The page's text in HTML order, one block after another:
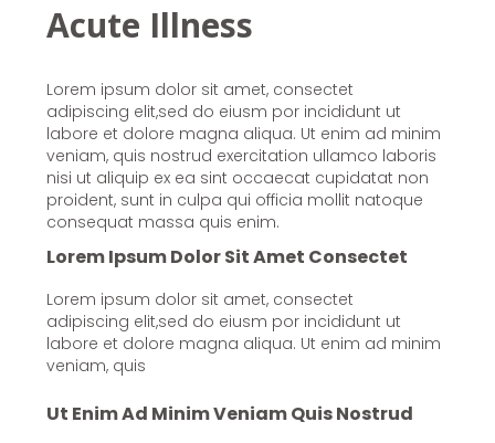
Acute Illness
Lorem ipsum dolor sit amet, consectet
adipiscing elit,sed do eiusm por incididunt ut
labore et dolore magna aliqua. Ut enim ad minim
veniam, quis nostrud exercitation ullamco laboris
nisi ut aliquip ex ea sint occaecat cupidatat non
proident, sunt in culpa qui officia mollit natoque
consequat massa quis enim.
Lorem Ipsum Dolor Sit Amet Consectet
Lorem ipsum dolor sit amet, consectet
adipiscing elit,sed do eiusm por incididunt ut
labore et dolore magna aliqua. Ut enim ad minim
veniam, quis
Ut Enim Ad Minim Veniam Quis Nostrud